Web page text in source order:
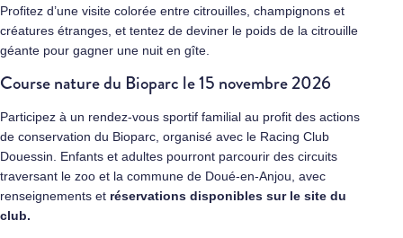
Profitez d’une visite colorée entre citrouilles, champignons et
créatures étranges, et tentez de deviner le poids de la citrouille
géante pour gagner une nuit en gîte.
Course nature du Bioparc le 15 novembre 2026
Participez à un rendez‑vous sportif familial au profit des actions
de conservation du Bioparc, organisé avec le Racing Club
Douessin. Enfants et adultes pourront parcourir des circuits
traversant le zoo et la commune de Doué‑en‑Anjou, avec
renseignements et réservations disponibles sur le site du
club.